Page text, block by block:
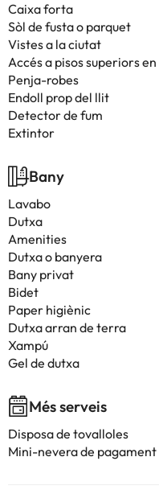
Caixa forta
Sòl de fusta o parquet
Vistes a la ciutat
Accés a pisos superiors
Penja-robes
Endoll prop del llit
Detector de fum
Extintor
Bany
Lavabo
Dutxa
Amenities
Dutxa o banyera
Bany privat
Bidet
Paper higiènic
Dutxa arran de terra
Xampú
Gel de dutxa
Més serveis
Disposa de tovalloles
Mini-nevera de pagament